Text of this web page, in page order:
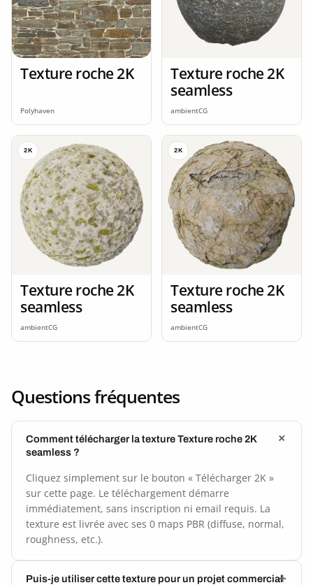
Texture roche 2K
Polyhaven
Texture roche 2K
seamless
ambientCG
2K
Texture roche 2K
seamless
ambientCG
2K
Texture roche 2K
seamless
ambientCG
Questions fréquentes
Comment télécharger la texture Texture roche 2K
seamless ?
Cliquez simplement sur le bouton « Télécharger 2K »
sur cette page. Le téléchargement démarre
immédiatement, sans inscription ni email requis. La
texture est livrée avec ses 0 maps PBR (diffuse, normal,
roughness, etc.).
Puis-je utiliser cette texture pour un projet commercial